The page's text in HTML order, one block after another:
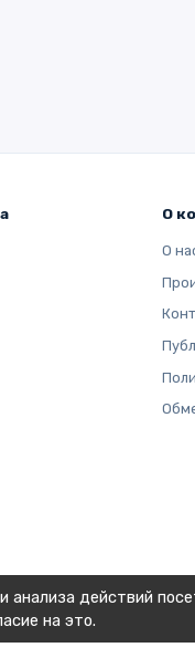
действий
на это.
О
О